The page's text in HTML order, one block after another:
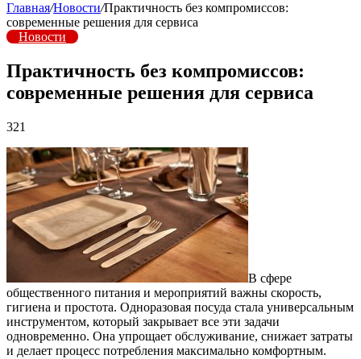
Главная/Новости/Практичность без компромиссов:
современные решения для сервиса
Новости
Практичность без компромиссов:
современные решения для сервиса
321
В сфере
общественного питания и мероприятий важны скорость,
гигиена и простота. Одноразовая посуда стала универсальным
инструментом, который закрывает все эти задачи
одновременно. Она упрощает обслуживание, снижает затраты
и делает процесс потребления максимально комфортным.